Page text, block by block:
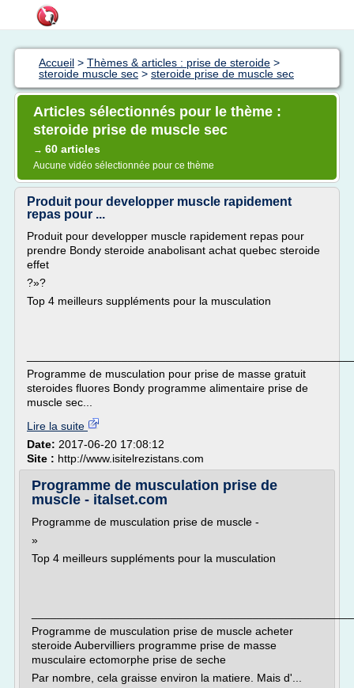
Accueil > Thèmes & articles : prise de steroide >
steroide muscle sec > steroide prise de muscle sec
Articles sélectionnés pour le thème :
steroide prise de muscle sec
→ 60 articles
Aucune vidéo sélectionnée pour ce thème
Produit pour developper muscle rapidement
repas pour ...
Produit pour developper muscle rapidement repas pour
prendre Bondy steroide anabolisant achat quebec steroide
effet
?»?
Top 4 meilleurs suppléments pour la musculation
Programme de musculation pour prise de masse gratuit
steroides fluores Bondy programme alimentaire prise de
muscle sec...
Lire la suite
Date: 2017-06-20 17:08:12
Site : http://www.isitelrezistans.com
Programme de musculation prise de
muscle - italset.com
Programme de musculation prise de muscle -
»
Top 4 meilleurs suppléments pour la musculation
Programme de musculation prise de muscle acheter
steroide Aubervilliers programme prise de masse
musculaire ectomorphe prise de seche
Par nombre, cela graisse environ la matiere. Mais d'...